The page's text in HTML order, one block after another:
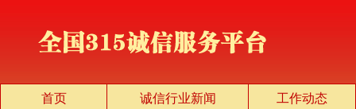
首页 诚信行业新闻 工作动态